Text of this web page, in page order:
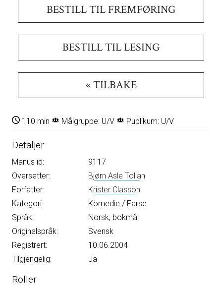
« TILBAKE
BESTILL TIL LESING
BESTILL TIL FREMFØRING
110 min Målgruppe: U/V Publikum: U/V
Detaljer
Manus id:
9117
Oversetter:
Bjørn Asle Tollan
Forfatter:
Krister Classon
Kategori:
Komedie / Farse
Språk:
Norsk, bokmål
Originalspråk:
Svensk
Registrert:
10.06.2004
Tilgjengelig:
Ja
Roller